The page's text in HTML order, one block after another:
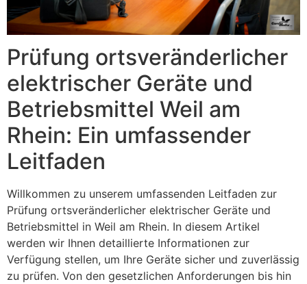
Prüfung ortsveränderlicher
elektrischer Geräte und
Betriebsmittel Weil am
Rhein: Ein umfassender
Leitfaden
Willkommen zu unserem umfassenden Leitfaden zur
Prüfung ortsveränderlicher elektrischer Geräte und
Betriebsmittel in Weil am Rhein. In diesem Artikel
werden wir Ihnen detaillierte Informationen zur
Verfügung stellen, um Ihre Geräte sicher und zuverlässig
zu prüfen. Von den gesetzlichen Anforderungen bis hin